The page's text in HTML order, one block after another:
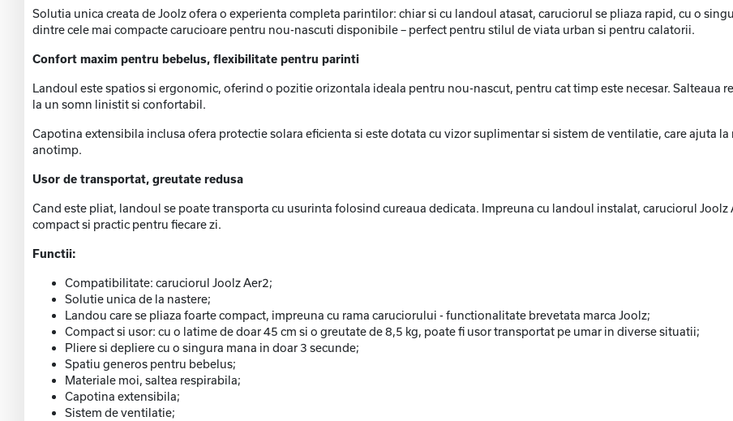
Solutia unica creata de Joolz ofera o experienta completa parintilor: chiar si cu landoul atasat, caruciorul se pliaza rapid, cu o
dintre cele mai compacte carucioare pentru nou-nascuti disponibile – perfect pentru stilul de viata urban si pentru calatorii.
Confort maxim pentru bebelus, flexibilitate pentru parinti
Landoul este spatios si ergonomic, oferind o pozitie orizontala ideala pentru nou-nascut, pentru cat timp este necesar. Salteaua
la un somn linistit si confortabil.
Capotina extensibila inclusa ofera protectie solara eficienta si este dotata cu vizor suplimentar si sistem de ventilatie, care ajuta
anotimp.
Usor de transportat, greutate redusa
Cand este pliat, landoul se poate transporta cu usurinta folosind cureaua dedicata. Impreuna cu landoul instalat, caruciorul
compact si practic pentru fiecare zi.
Functii:
Compatibilitate: caruciorul Joolz Aer2;
Solutie unica de la nastere;
Landou care se pliaza foarte compact, impreuna cu rama caruciorului - functionalitate brevetata marca Joolz;
Compact si usor: cu o latime de doar 45 cm si o greutate de 8,5 kg, poate fi usor transportat pe umar in diverse situatii;
Pliere si depliere cu o singura mana in doar 3 secunde;
Spatiu generos pentru bebelus;
Materiale moi, saltea respirabila;
Capotina extensibila;
Sistem de ventilatie;